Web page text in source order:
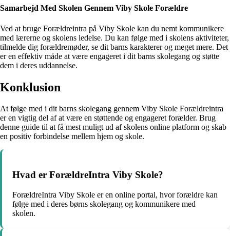
Samarbejd Med Skolen Gennem Viby Skole Forældre
Ved at bruge Forældreintra på Viby Skole kan du nemt kommunikere
med lærerne og skolens ledelse. Du kan følge med i skolens aktiviteter,
tilmelde dig forældremøder, se dit barns karakterer og meget mere. Det
er en effektiv måde at være engageret i dit barns skolegang og støtte
dem i deres uddannelse.
Konklusion
At følge med i dit barns skolegang gennem Viby Skole Forældreintra
er en vigtig del af at være en støttende og engageret forælder. Brug
denne guide til at få mest muligt ud af skolens online platform og skab
en positiv forbindelse mellem hjem og skole.
Hvad er ForældreIntra Viby Skole?
ForældreIntra Viby Skole er en online portal, hvor forældre kan
følge med i deres børns skolegang og kommunikere med
skolen.